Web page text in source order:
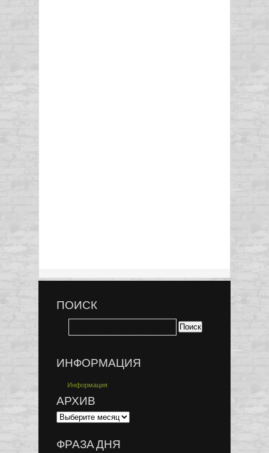
ПОИСК
ИНФОРМАЦИЯ
Информация
АРХИВ
ФРАЗА ДНЯ